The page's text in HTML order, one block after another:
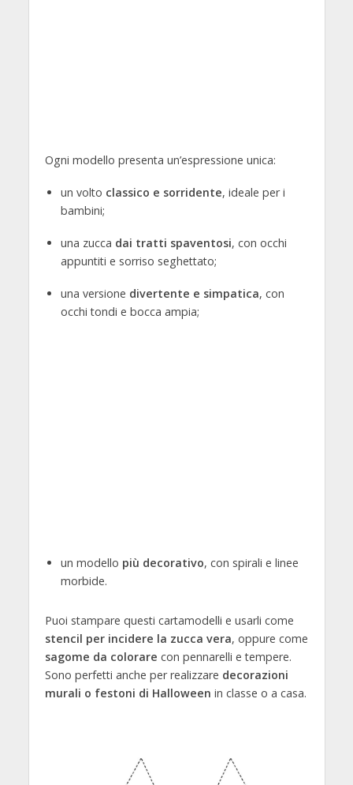
Ogni modello presenta un’espressione unica:
un volto classico e sorridente, ideale per i
bambini;
una zucca dai tratti spaventosi, con occhi
appuntiti e sorriso seghettato;
una versione divertente e simpatica, con
occhi tondi e bocca ampia;
un modello più decorativo, con spirali e linee
morbide.
Puoi stampare questi cartamodelli e usarli come
stencil per incidere la zucca vera, oppure come
sagome da colorare con pennarelli e tempere.
Sono perfetti anche per realizzare decorazioni
murali o festoni di Halloween in classe o a casa.